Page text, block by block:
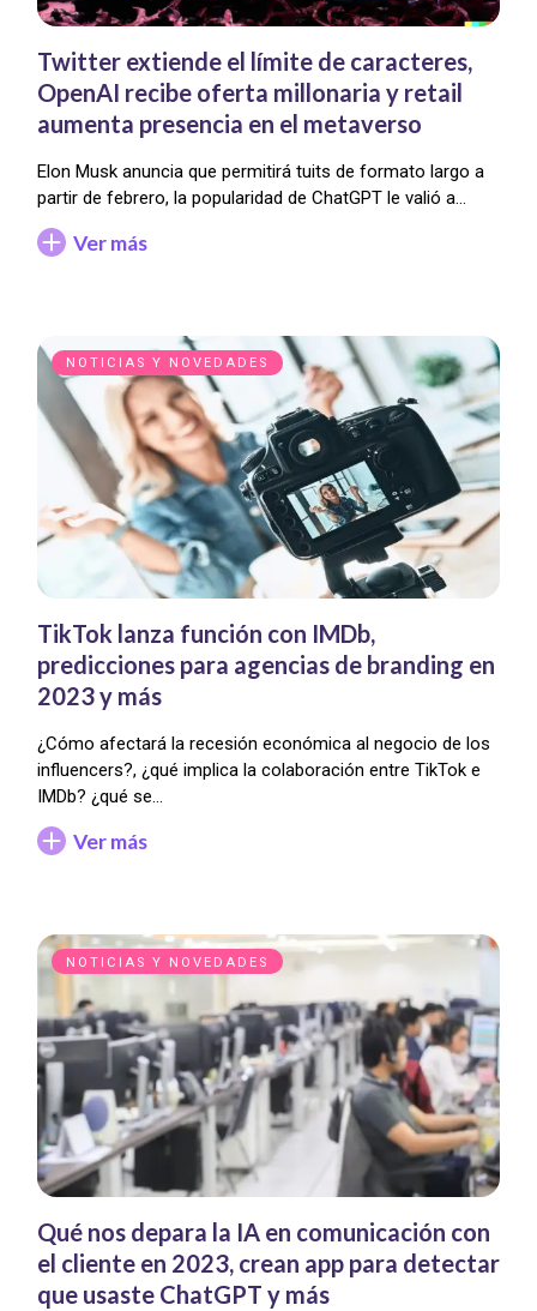
Twitter extiende el límite de caracteres,
OpenAI recibe oferta millonaria y retail
aumenta presencia en el metaverso
Elon Musk anuncia que permitirá tuits de formato largo a
partir de febrero, la popularidad de ChatGPT le valió a…
Ver más
NOTICIAS Y NOVEDADES
TikTok lanza función con IMDb,
predicciones para agencias de branding en
2023 y más
¿Cómo afectará la recesión económica al negocio de los
influencers?, ¿qué implica la colaboración entre TikTok e
IMDb? ¿qué se…
Ver más
NOTICIAS Y NOVEDADES
Qué nos depara la IA en comunicación con
el cliente en 2023, crean app para detectar
que usaste ChatGPT y más